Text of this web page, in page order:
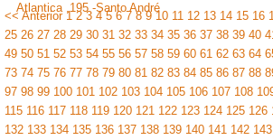
Atlantica ,195 -Santo André
<< Anterior 1 2 3 4 5 6 7 8 9 10 11 12 13 14 15 16
25 26 27 28 29 30 31 32 33 34 35 36 37 38 39 40
49 50 51 52 53 54 55 56 57 58 59 60 61 62 63 64
73 74 75 76 77 78 79 80 81 82 83 84 85 86 87 88
97 98 99 100 101 102 103 104 105 106 107 108
115 116 117 118 119 120 121 122 123 124 125 126
132 133 134 135 136 137 138 139 140 141 142 143